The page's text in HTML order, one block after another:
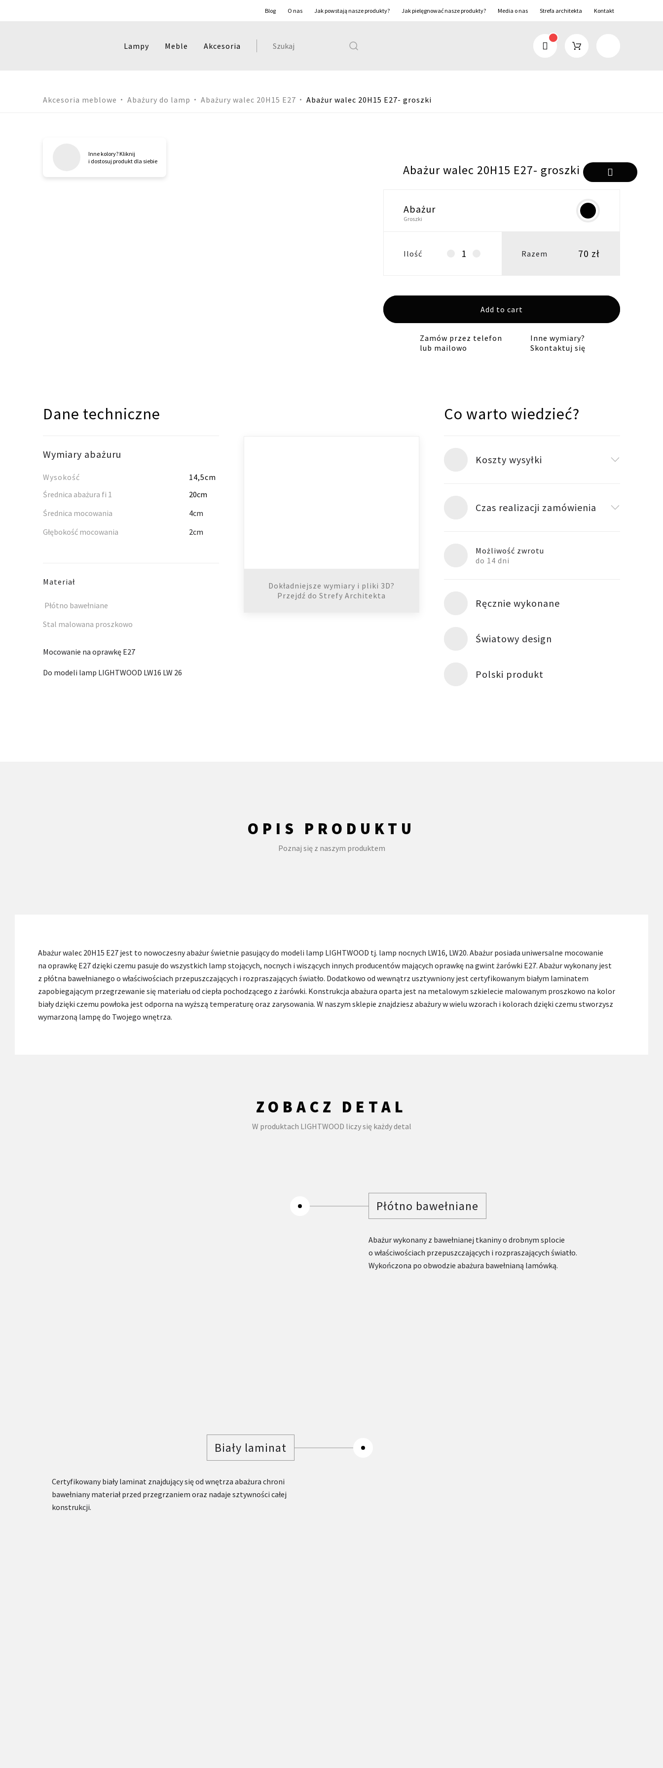
Blog O nas Jak powstają nasze produkty? Jak pielęgnować nasze produkty? Media o nas Strefa architekta Kontakt
Lampy Meble Akcesoria Szukaj:
Akcesoria meblowe Abażury do lamp Abażury walec 20H15 E27 Abażur walec 20H15 E27- groszki
Inne kolory? Kliknij
i dostosuj produkt dla siebie
Abażur walec 20H15 E27- groszki
Abażur
Groszki
Ilość
Abażur
Razem 70 zł
Add to cart
Zamów przez telefon
lub mailowo
Inne wymiary?
Skontaktuj się
Dane techniczne
Wymiary abażuru
Wysokość
14,5cm
Średnica abażura fi 1
20cm
Średnica mocowania
4cm
Głębokość mocowania
2cm
Materiał
Płótno bawełniane
Stal malowana proszkowo
Mocowanie na oprawkę E27
Do modeli lamp LIGHTWOOD LW16 LW 26
Dokładniejsze wymiary i pliki 3D?
Przejdź do Strefy Architekta
Co warto wiedzieć?
Koszty wysyłki
Czas realizacji zamówienia
Możliwość zwrotu
do 14 dni
Ręcznie wykonane
Światowy design
Polski produkt
OPIS PRODUKTU
Poznaj się z naszym produktem
Abażur walec 20H15 E27 jest to nowoczesny abażur świetnie pasujący do modeli lamp LIGHTWOOD tj. lamp nocnych LW16, LW20. Abażur posiada uniwersalne mocowanie
na oprawkę E27 dzięki czemu pasuje do wszystkich lamp stojących, nocnych i wiszących innych producentów mających oprawkę na gwint żarówki E27. Abażur wykonany jest
z płótna bawełnianego o właściwościach przepuszczających i rozpraszających światło. Dodatkowo od wewnątrz usztywniony jest certyfikowanym białym laminatem
zapobiegającym przegrzewanie się materiału od ciepła pochodzącego z żarówki. Konstrukcja abażura oparta jest na metalowym szkielecie malowanym proszkowo na kolor
biały dzięki czemu powłoka jest odporna na wyższą temperaturę oraz zarysowania. W naszym sklepie znajdziesz abażury w wielu wzorach i kolorach dzięki czemu stworzysz
wymarzoną lampę do Twojego wnętrza.
ZOBACZ DETAL
W produktach LIGHTWOOD liczy się każdy detal
Płótno bawełniane
Abażur wykonany z bawełnianej tkaniny o drobnym splocie
o właściwościach przepuszczających i rozpraszających światło.
Wykończona po obwodzie abażura bawełnianą lamówką.
Biały laminat
Certyfikowany biały laminat znajdujący się od wnętrza abażura chroni
bawełniany materiał przed przegrzaniem oraz nadaje sztywności całej
konstrukcji.